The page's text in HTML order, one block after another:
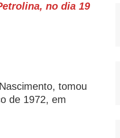
no dia 19
tomou
de 1972, em